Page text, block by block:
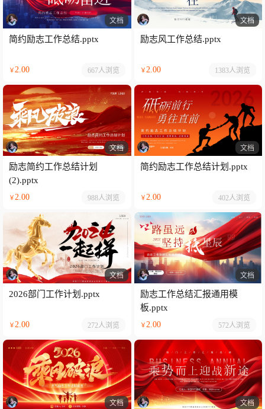
文档
简约励志工作总结.pptx
￥2.00 667人浏览
文档
励志风工作总结.pptx
￥2.00 1383人浏览
文档
励志简约工作总结计划
(2).pptx
￥2.00 988人浏览
文档
简约励志工作总结计划.pptx
￥2.00 402人浏览
文档
2026部门工作计划.pptx
￥2.00 272人浏览
文档
励志工作总结汇报通用模
板.pptx
￥2.00 572人浏览
文档 文档